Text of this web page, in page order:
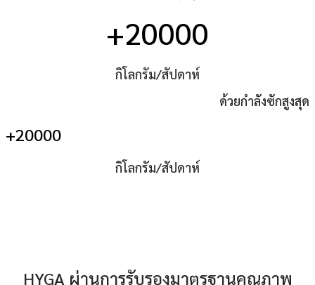
+20000
กิโลกรัม/สัปดาห์
ด้วยกำลังซักสูงสุด
+20000
กิโลกรัม/สัปดาห์
HYGA ผ่านการรับรองมาตรฐานคุณภาพ